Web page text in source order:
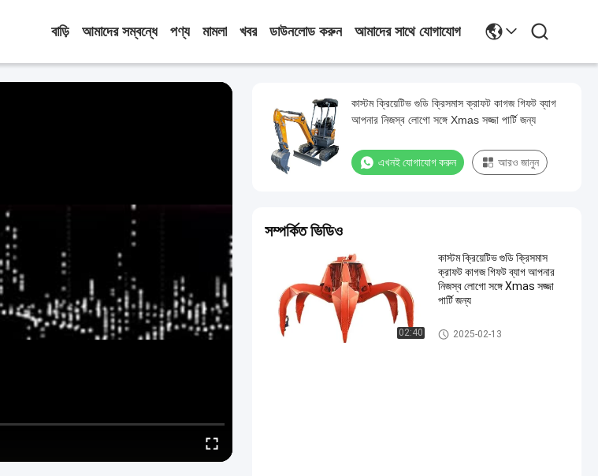
বাড়ি আমাদের সম্বন্ধে পণ্য মামলা খবর ডাউনলোড করুন আমাদের সাথে যোগাযোগ
কাস্টম ক্রিয়েটিভ গুডি ক্রিসমাস ক্রাফট কাগজ গিফট ব্যাগ
আপনার নিজস্ব লোগো সঙ্গে Xmas সজ্জা পার্টি জন্য
এখনই যোগাযোগ করুন আরও জানুন
সম্পর্কিত ভিডিও
02:40
কাস্টম ক্রিয়েটিভ গুডি ক্রিসমাস
ক্রাফট কাগজ গিফট ব্যাগ আপনার
নিজস্ব লোগো সঙ্গে Xmas সজ্জা
পার্টি জন্য
ইস্পাত স্টাড পার্টিশন
2025-02-13